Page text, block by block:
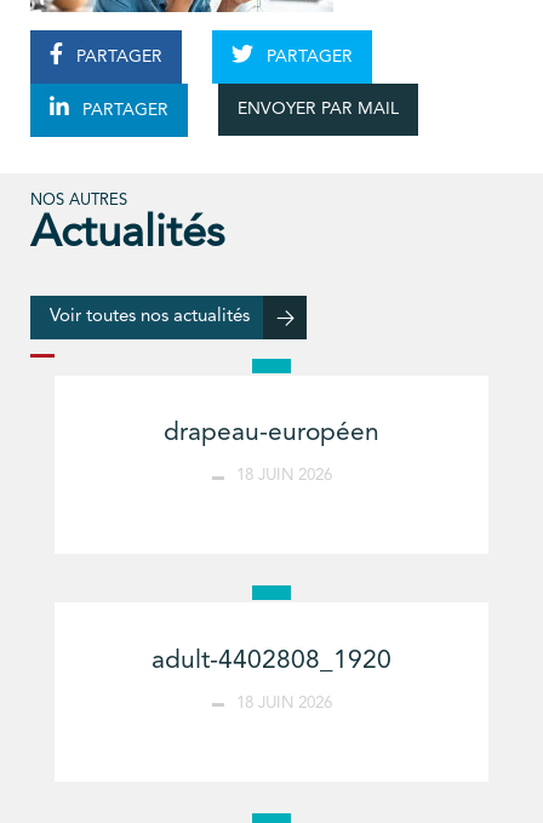
PARTAGER PARTAGER
PARTAGER ENVOYER PAR MAIL
NOS AUTRES
Actualités
Voir toutes nos actualités
drapeau-européen
18 JUIN 2026
adult-4402808_1920
18 JUIN 2026